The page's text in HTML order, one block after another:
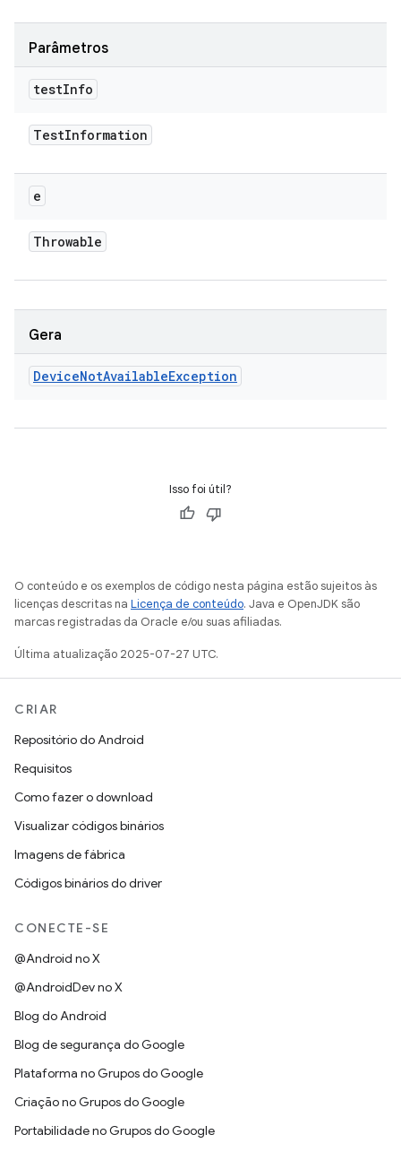
Parâmetros
testInfo
TestInformation
e
Throwable
Gera
DeviceNotAvailableException
Isso foi útil?
O conteúdo e os exemplos de código nesta página estão sujeitos às
licenças descritas na Licença de conteúdo. Java e OpenJDK são
marcas registradas da Oracle e/ou suas afiliadas.
Última atualização 2025-07-27 UTC.
CRIAR
Repositório do Android
Requisitos
Como fazer o download
Visualizar códigos binários
Imagens de fábrica
Códigos binários do driver
CONECTE-SE
@Android no X
@AndroidDev no X
Blog do Android
Blog de segurança do Google
Plataforma no Grupos do Google
Criação no Grupos do Google
Portabilidade no Grupos do Google